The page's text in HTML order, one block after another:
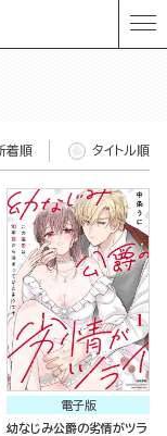
着順 タイトル順
電子版
幼なじみ公爵の劣情がツラ